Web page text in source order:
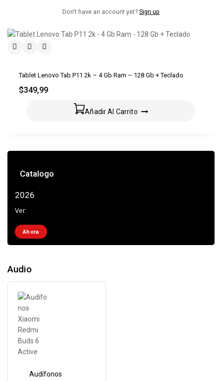
Tablet Lenovo Tab P11 2k – 4 Gb Ram – 128 Gb + Teclado
$349,99
Añadir Al Carrito
Catalogo
2026
Ver:
Ahora
Audio
Audífonos
Don't have an account yet? Sign up